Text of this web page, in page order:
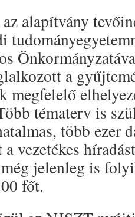
alapítvány
a
megfelelő
tématerv is
több ezer
vezetékes
jelenleg is
főt.